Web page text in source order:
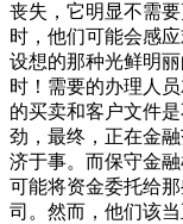
丧失，它明显不需
时，他们可能会感
设想的那种光鲜明
时！需要的办理人
的买卖和客户文件
劲，最终，正在金
济于事。而保守金
可能将资金委托给
司。然而，他们该